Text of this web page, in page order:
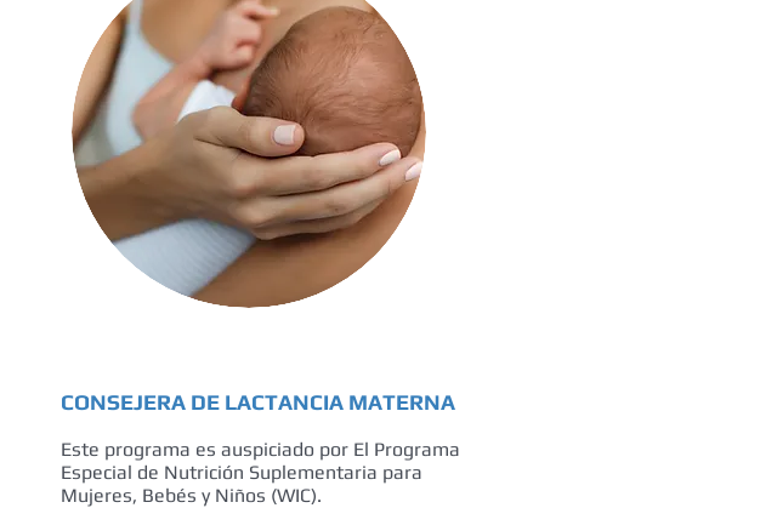
CONSEJERA DE LACTANCIA MATERNA
Este programa es auspiciado por El Programa
Especial de Nutrición Suplementaria para
Mujeres, Bebés y Niños (WIC).